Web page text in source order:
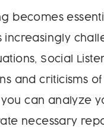
becomes
increasingly
Social
and criticisms of
can analyze
necessary